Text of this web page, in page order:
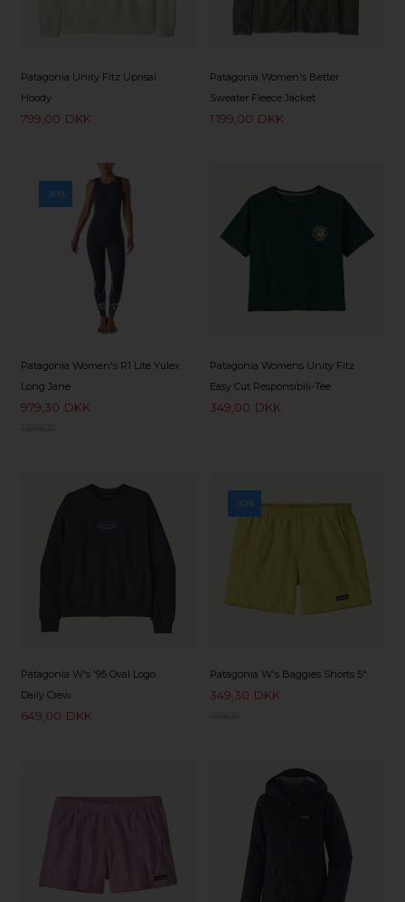
Patagonia Unity Fitz Uprisal
Hoody
799,00 DKK
Patagonia Women's Better
Sweater Fleece Jacket
1.199,00 DKK
-30%
Patagonia Women's R1 Lite Yulex
Long Jane
979,30 DKK
Patagonia Womens Unity Fitz
Easy Cut Responsibili-Tee
349,00 DKK
Patagonia W's '95 Oval Logo
Daily Crew
649,00 DKK
-30%
Patagonia W's Baggies Shorts 5"
349,30 DKK